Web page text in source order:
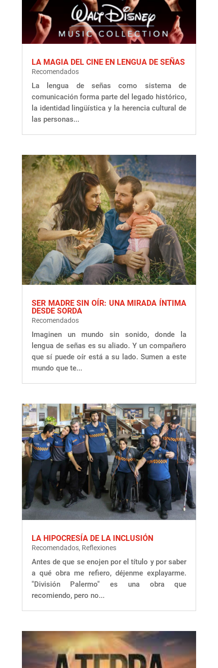
LA MAGIA DEL CINE EN LENGUA DE SEÑAS
Recomendados
La lengua de señas como sistema de
comunicación forma parte del legado histórico,
la identidad lingüística y la herencia cultural de
las personas...
SER MADRE SIN OÍR: UNA MIRADA ÍNTIMA
DESDE SORDA
Recomendados
Imaginen un mundo sin sonido, donde la
lengua de señas es su aliado. Y un compañero
que sí puede oír está a su lado. Sumen a este
mundo que te...
LA HIPOCRESÍA DE LA INCLUSIÓN
Recomendados, Reflexiones
Antes de que se enojen por el título y por saber
a qué obra me refiero, déjenme explayarme.
"División Palermo" es una obra que
recomiendo, pero no...